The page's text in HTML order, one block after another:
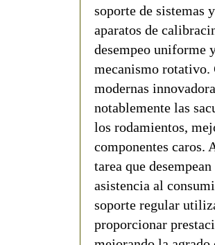
soporte de sistemas
aparatos de
desempeo uniforme
mecanismo rotativo.
modernas
notablemente las
los rodamientos,
componentes caros.
tarea que
asistencia al
soporte regular
proporcionar